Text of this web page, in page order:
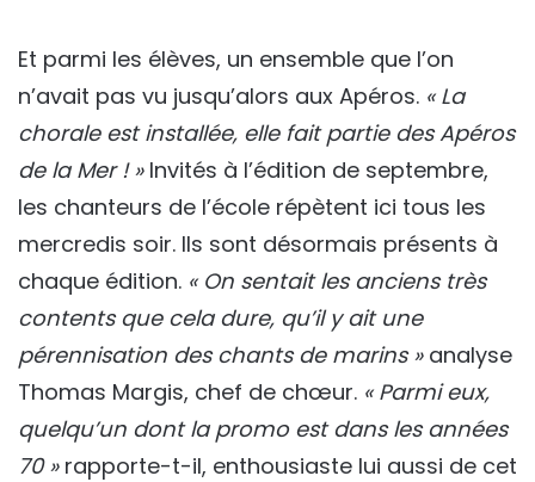
Et parmi les élèves, un ensemble que l’on
n’avait pas vu jusqu’alors aux Apéros. « La
chorale est installée, elle fait partie des Apéros
de la Mer ! »Invités à l’édition de septembre,
les chanteurs de l’école répètent ici tous les
mercredis soir. Ils sont désormais présents à
chaque édition. « On sentait les anciens très
contents que cela dure, qu’il y ait une
pérennisation des chants de marins »analyse
Thomas Margis, chef de chœur. « Parmi eux,
quelqu’un dont la promo est dans les années
70 »rapporte-t-il, enthousiaste lui aussi de cet